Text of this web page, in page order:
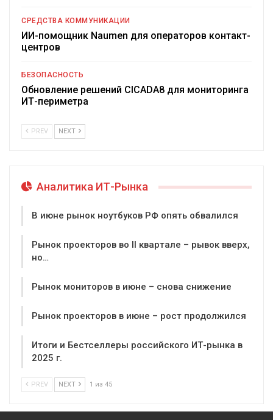
СРЕДСТВА КОММУНИКАЦИИ
ИИ-помощник Naumen для операторов контакт-
центров
БЕЗОПАСНОСТЬ
Обновление решений CICADA8 для мониторинга
ИТ-периметра
PREV NEXT
Аналитика ИТ-Рынка
В июне рынок ноутбуков РФ опять обвалился
Рынок проекторов во II квартале – рывок вверх,
но…
Рынок мониторов в июне – снова снижение
Рынок проекторов в июне – рост продолжился
Итоги и Бестселлеры российского ИТ-рынка в
2025 г.
PREV NEXT 1 из 45